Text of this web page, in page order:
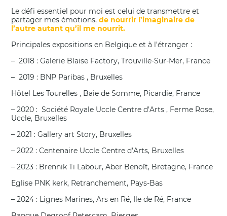
Le défi essentiel pour moi est celui de transmettre et
partager mes émotions,de nourrir l’imaginaire de
l’autre autant qu’il me nourrit.
Principales expositions en Belgique et à l’étranger :
– 2018 : Galerie Blaise Factory, Trouville-Sur-Mer, France
– 2019 : BNP Paribas , Bruxelles
Hôtel Les Tourelles , Baie de Somme, Picardie, France
– 2020 : Société Royale Uccle Centre d’Arts , Ferme Rose,
Uccle, Bruxelles
– 2021 : Gallery art Story, Bruxelles
– 2022 : Centenaire Uccle Centre d’Arts, Bruxelles
– 2023 : Brennik Ti Labour, Aber Benoît, Bretagne, France
Eglise PNK kerk, Retranchement, Pays-Bas
– 2024 : Lignes Marines, Ars en Ré, Ile de Ré, France